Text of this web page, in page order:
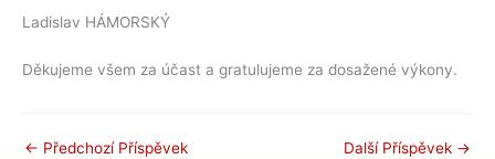
Ladislav HÁMORSKÝ
Děkujeme všem za účast a gratulujeme za dosažené výkony.
← Předchozí Příspěvek Další Příspěvek →